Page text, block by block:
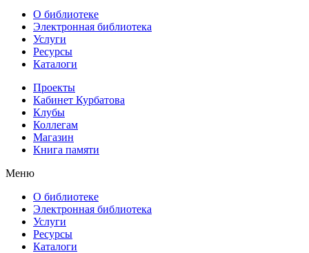
О библиотеке
Электронная библиотека
Услуги
Ресурсы
Каталоги
Проекты
Кабинет Курбатова
Клубы
Коллегам
Магазин
Книга памяти
Меню
О библиотеке
Электронная библиотека
Услуги
Ресурсы
Каталоги